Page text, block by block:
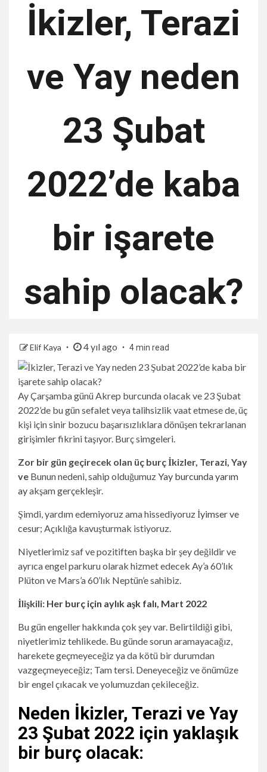
İkizler, Terazi
ve Yay neden
23 Şubat
2022’de kaba
bir işarete
sahip olacak?
Elif Kaya 4 yıl ago 4 min read
Ay Çarşamba günü Akrep burcunda olacak ve 23 Şubat
2022’de bu gün sefalet veya talihsizlik vaat etmese de, üç
kişi için sinir bozucu başarısızlıklara dönüşen tekrarlanan
girişimler fikrini taşıyor. Burç simgeleri.
Zor bir gün geçirecek olan üç burç İkizler, Terazi, Yay
ve Bunun nedeni, sahip olduğumuzYay burcunda yarım
ayakşam gerçekleşir.
Şimdi, yardım edemiyoruz ama hissediyoruzİyimser ve
cesur; Açıklığa kavuşturmak istiyoruz.
Niyetlerimiz saf ve pozitiften başka bir şey değildir ve
ayrıca engel parkuru olarak hizmet edecek Ay’a 60’lık
Plüton ve Mars’a 60’lık Neptün’e sahibiz.
İlişkili: Her burç için aylık aşk falı, Mart 2022
Bu gün engeller hakkında çok şey var. Belirtildiği gibi,
niyetlerimiz tehlikede. Bu günde sorun aramayacağız,
harekete geçmeyeceğiz ya da kötü bir durumdan
vazgeçmeyeceğiz; Tam tersi. Deneyeceğiz ve önümüze
bir engel çıkacak ve yolumuzdan çekileceğiz.
Neden İkizler, Terazi ve Yay
23 Şubat 2022 için yaklaşık
bir burç olacak: